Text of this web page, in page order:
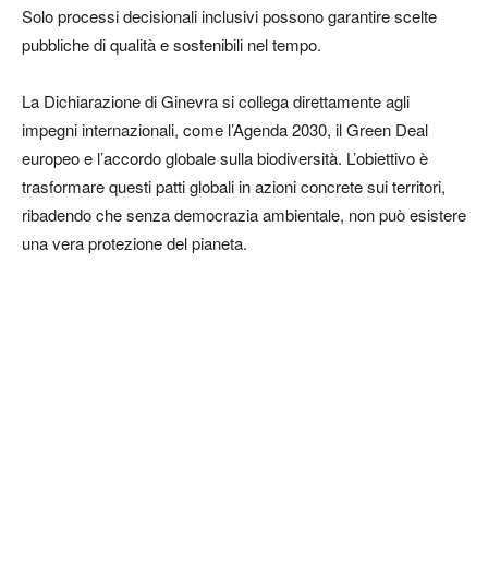
Solo processi decisionali inclusivi possono garantire scelte
pubbliche di qualità e sostenibili nel tempo.
La Dichiarazione di Ginevra si collega direttamente agli
impegni internazionali, come l’Agenda 2030, il Green Deal
europeo e l’accordo globale sulla biodiversità. L’obiettivo è
trasformare questi patti globali in azioni concrete sui territori,
ribadendo che senza democrazia ambientale, non può esistere
una vera protezione del pianeta.